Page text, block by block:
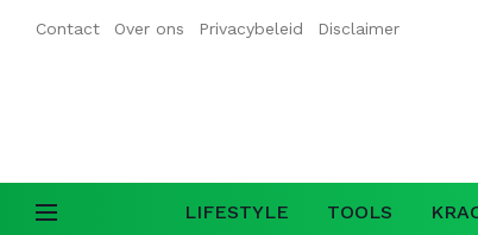
Contact Over ons Privacybeleid Disclaimer
LIFESTYLE TOOLS